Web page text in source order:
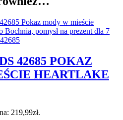
42685 POKAZ
HEARTLAKE
219,99zł.